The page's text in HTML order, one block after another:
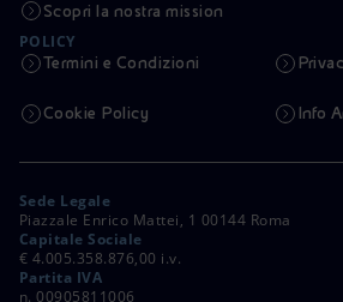
Scopri la nostra mission
POLICY
Termini e Condizioni
Cookie Policy Info
Sede Legale
Piazzale Enrico Mattei, 1 00144 Roma
Capitale Sociale
€ 4.005.358.876,00 i.v.
Partita IVA
n. 00905811006